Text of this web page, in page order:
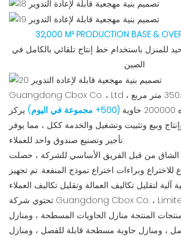
32,000 M² PRODUCTION BASE &
للمنزل باستخدام خط إنتاج تلقائي بالكامل في
الصين
Guangdong Cbox Co. ، Ltd ، التي تغطي 350،000 متر مربع
(500+ مجموعة في اليوم)
يركز
وبيع وتثبيت وتشغيل والخدمة ككل ، مما يوفر
تأجير وتصنيع صندوق واحد للعملاء.
الشاق من قبل الفريق الأساسي للشركة ، حصلت
للاختراع وبراءات اختراع نموذج المنفعة. تم تجهيز
تحتوي شركة Guangdong Cbox Co. ، Limited على 29 مصنعًا ،
المنتجة منازل الحاويات المسطحة ، ومنازل
، ومنازل حاوية مسطحة قابلة للفصل ، ومنازل